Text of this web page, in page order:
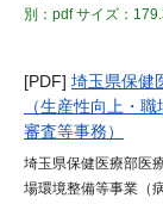
別：pdfサイズ：
[PDF] 埼玉県保健
（生産性向上・
審査等事務）
埼玉県保健医療部医
場環境整備等事業（